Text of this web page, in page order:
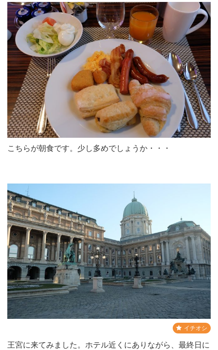
こちらが朝食です。少し多めでしょうか・・・
イチオシ
王宮に来てみました。ホテル近くにありながら、最終日に